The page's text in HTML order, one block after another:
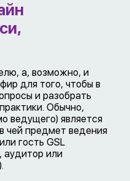
а, возможно, и
для того, чтобы в
и разобрать
Обычно,
ведущего) является
чей предмет ведения
гость GSL
аудитор или